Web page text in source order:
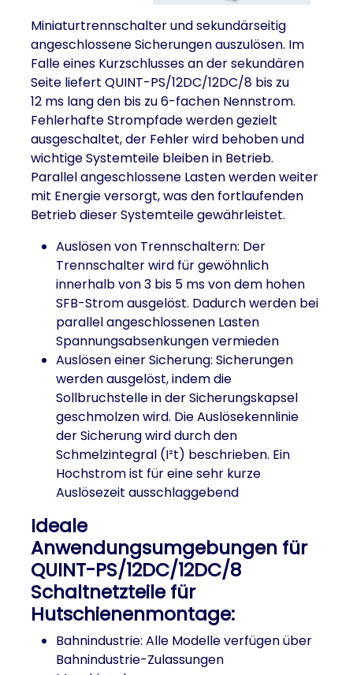
Miniaturtrennschalter und sekundärseitig
angeschlossene Sicherungen auszulösen. Im
Falle eines Kurzschlusses an der sekundären
Seite liefert QUINT-PS/12DC/12DC/8 bis zu
12 ms lang den bis zu 6-fachen Nennstrom.
Fehlerhafte Strompfade werden gezielt
ausgeschaltet, der Fehler wird behoben und
wichtige Systemteile bleiben in Betrieb.
Parallel angeschlossene Lasten werden weiter
mit Energie versorgt, was den fortlaufenden
Betrieb dieser Systemteile gewährleistet.
Auslösen von Trennschaltern: Der
Trennschalter wird für gewöhnlich
innerhalb von 3 bis 5 ms von dem hohen
SFB-Strom ausgelöst. Dadurch werden bei
parallel angeschlossenen Lasten
Spannungsabsenkungen vermieden
Auslösen einer Sicherung: Sicherungen
werden ausgelöst, indem die
Sollbruchstelle in der Sicherungskapsel
geschmolzen wird. Die Auslösekennlinie
der Sicherung wird durch den
Schmelzintegral (I²t) beschrieben. Ein
Hochstrom ist für eine sehr kurze
Auslösezeit ausschlaggebend
Ideale
Anwendungsumgebungen für
QUINT-PS/12DC/12DC/8
Schaltnetzteile für
Hutschienenmontage:
Bahnindustrie: Alle Modelle verfügen über
Bahnindustrie-Zulassungen